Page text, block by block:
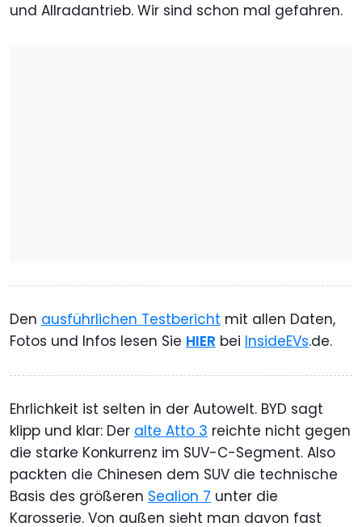
und Allradantrieb. Wir sind schon mal gefahren.
Den ausführlichen Testbericht mit allen Daten,
Fotos und Infos lesen Sie HIER bei InsideEVs.de.
Ehrlichkeit ist selten in der Autowelt. BYD sagt
klipp und klar: Der alte Atto 3 reichte nicht gegen
die starke Konkurrenz im SUV-C-Segment. Also
packten die Chinesen dem SUV die technische
Basis des größeren Sealion 7 unter die
Karosserie. Von außen sieht man davon fast